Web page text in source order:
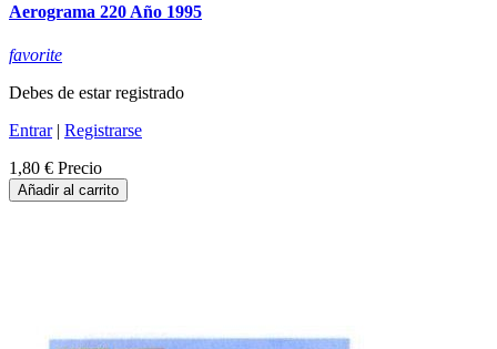
Aerograma 220 Año 1995
favorite
Debes de estar registrado
Entrar| Registrarse
1,80 € Precio
Añadir al carrito